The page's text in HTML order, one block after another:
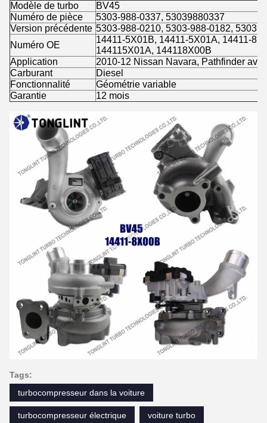
Modèle de turbo
BV45
Numéro de pièce
5303-988-0337, 53039880337
Version précédente 5303-988-0210, 5303-988-0182,
Numéro OE
14411-5X01B, 14411-5X01A, 14411-
144115X01A, 144118X00B
Application
2010-12 Nissan Navara, Pathfinder
Carburant
Diesel
Fonctionnalité
Géométrie variable
Garantie
12 mois
Tags:
turbocompresseur dans la voiture
turbocompresseur électrique voiture turbo